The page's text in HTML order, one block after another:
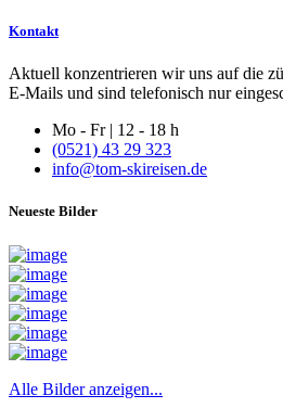
Kontakt
Aktuell konzentrieren wir uns auf die
E-Mails und sind telefonisch nur
Mo - Fr | 12 - 18 h
(0521) 43 29 323
info@tom-skireisen.de
Neueste Bilder
Alle Bilder anzeigen...